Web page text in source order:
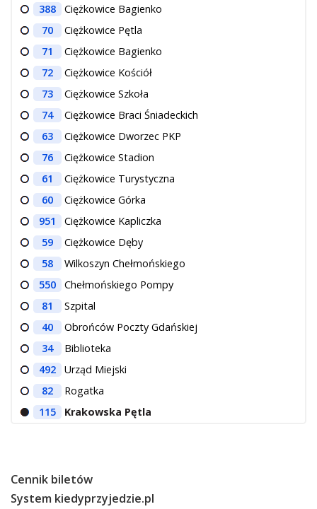
388
Ciężkowice Bagienko
70
Ciężkowice Pętla
71
Ciężkowice Bagienko
72
Ciężkowice Kościół
73
Ciężkowice Szkoła
74
Ciężkowice Braci Śniadeckich
63
Ciężkowice Dworzec PKP
76
Ciężkowice Stadion
61
Ciężkowice Turystyczna
60
Ciężkowice Górka
951
Ciężkowice Kapliczka
59
Ciężkowice Dęby
58
Wilkoszyn Chełmońskiego
550
Chełmońskiego Pompy
81
Szpital
40
Obrońców Poczty Gdańskiej
34
Biblioteka
492
Urząd Miejski
82
Rogatka
115
Krakowska Pętla
Cennik biletów
System kiedyprzyjedzie.pl